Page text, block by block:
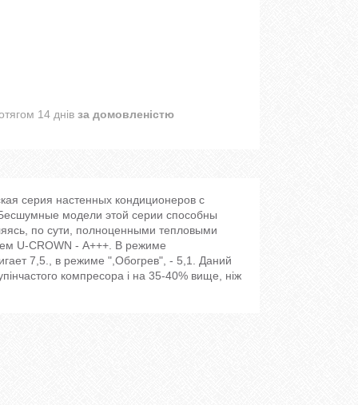
14 днів за домовленістю
серия настенных кондиционеров с
модели этой серии способны
по сути, полноценными тепловыми
U-CROWN - А+++. В режиме
7,5., в режиме ",Обогрев", - 5,1. Даний
компресора і на 35-40% вище, ніж